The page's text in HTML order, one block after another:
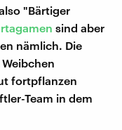
"Bärtiger
sind aber
nämlich. Die
fortpflanzen
Team in dem